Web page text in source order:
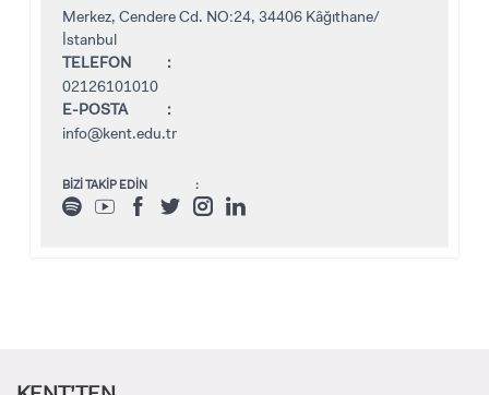
INTERNATIONAL
STUDENT
LİSANSÜSTÜ EĞİTİM ENSTİTÜSÜ
ADAYLARI
Merkez, Cendere Cd. NO:24, 34406 Kâğıthane/
İstanbul
TELEFON
02126101010
E-POSTA
info@kent.edu.tr
BİZİ TAKİP EDİN